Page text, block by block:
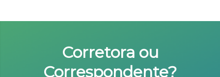
Corretora ou
Correspondente?